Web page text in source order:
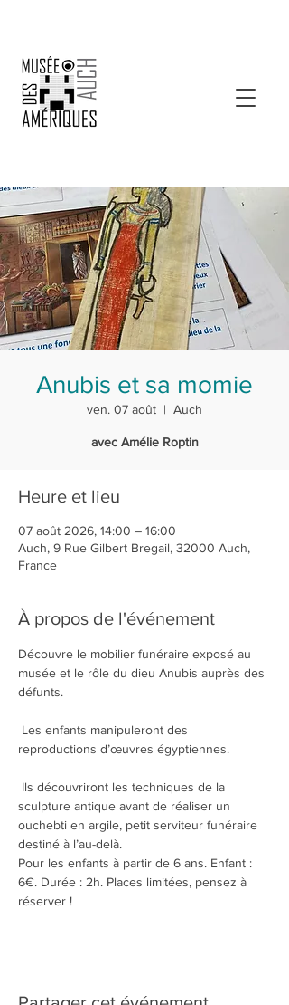
Anubis et sa momie
ven. 07 août
  |
Auch
avec Amélie Roptin
Heure et lieu
07 août 2026, 14:00 – 16:00
Auch, 9 Rue Gilbert Bregail, 32000 Auch,
France
À propos de l'événement
Découvre le mobilier funéraire exposé au
musée et le rôle du dieu Anubis auprès des
défunts.
reproductions d’œuvres égyptiennes.
sculpture antique avant de réaliser un
ouchebti en argile, petit serviteur funéraire
destiné à l’au-delà.
Pour les enfants à partir de 6 ans. Enfant :
6€. Durée : 2h. Places limitées, pensez à
réserver !